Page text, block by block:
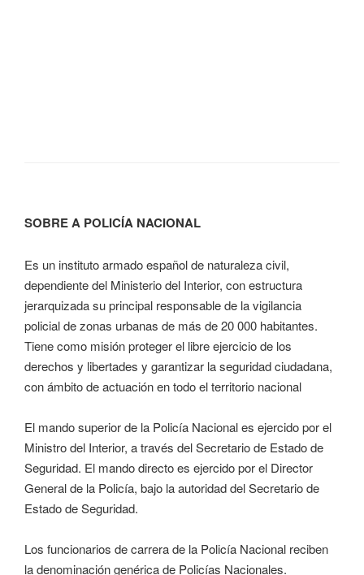
SOBRE A POLICÍA NACIONAL
Es un instituto armado español de naturaleza civil,
dependiente del Ministerio del Interior, con estructura
jerarquizada su principal responsable de la vigilancia
policial de zonas urbanas de más de 20 000 habitantes.
Tiene como misión proteger el libre ejercicio de los
derechos y libertades y garantizar la seguridad ciudadana,
con ámbito de actuación en todo el territorio nacional
El mando superior de la Policía Nacional es ejercido por el
Ministro del Interior, a través del Secretario de Estado de
Seguridad. El mando directo es ejercido por el Director
General de la Policía, bajo la autoridad del Secretario de
Estado de Seguridad.
Los funcionarios de carrera de la Policía Nacional reciben
la denominación genérica de Policías Nacionales.